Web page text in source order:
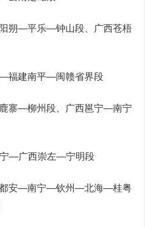
朔—平乐—钟山段、广西苍梧
建南平—闽赣省界段
寨—柳州段、广西邕宁—南宁
—广西崇左—宁明段
安—南宁—钦州—北海—桂粤